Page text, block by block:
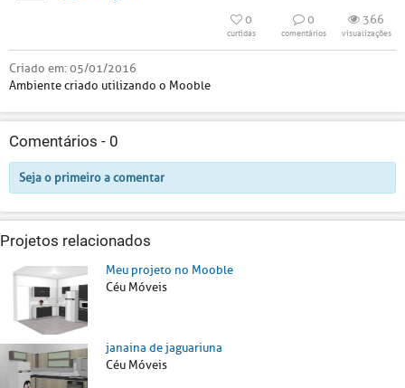
0
curtidas
0
comentários
366
visualizações
Criado em:05/01/2016
Ambiente criado utilizando o Mooble
Comentários - 0
Seja o primeiro a comentar
Projetos relacionados
Meu projeto no Mooble
Céu Móveis
janaina de jaguariuna
Céu Móveis